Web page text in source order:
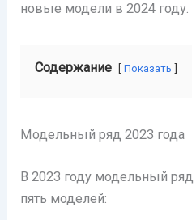
новые модели в 2024 году.
Содержание Показать
Модельный ряд 2023 года
В 2023 году модельный
пять моделей: